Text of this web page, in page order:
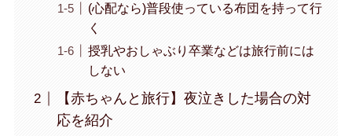
(心配なら)普段使っている布団を持って行
く
授乳やおしゃぶり卒業などは旅行前には
しない
【赤ちゃんと旅行】夜泣きした場合の対
応を紹介